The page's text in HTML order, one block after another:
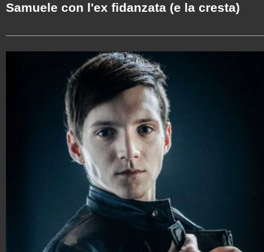
Samuele con l'ex fidanzata (e la cresta)